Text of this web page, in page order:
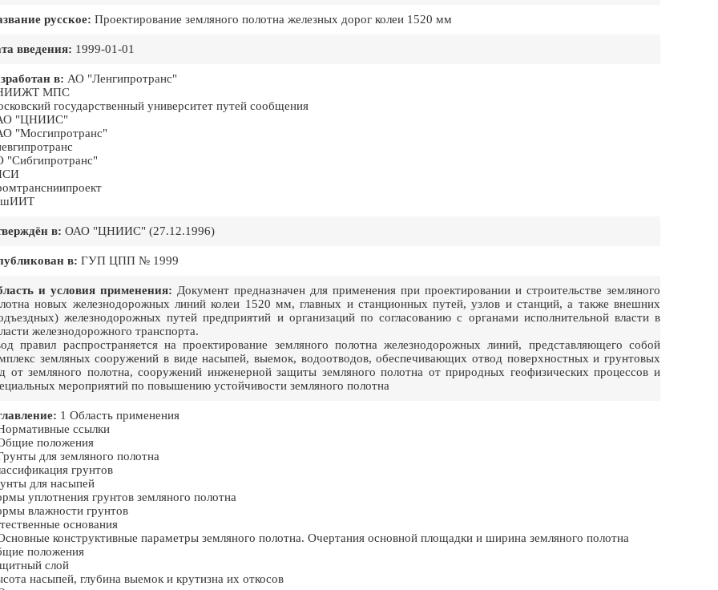
русское: Проектирование земляного полотна железных дорог колеи 1520 мм
введения: 1999-01-01
в: АО "Ленгипротранс"
МПС
государственный университет путей сообщения
"ЦНИИС"
"Мосгипротранс"
"Сибгипротранс"
в: ОАО "ЦНИИС" (27.12.1996)
в: ГУП ЦПП № 1999
и условия применения: Документ предназначен для применения при проектировании и строительстве земляного
новых железнодорожных линий колеи 1520 мм, главных и станционных путей, узлов и станций, а также внешних
железнодорожных путей предприятий и организаций по согласованию с органами исполнительной власти в
железнодорожного транспорта.
правил распространяется на проектирование земляного полотна железнодорожных линий, представляющего собой
земляных сооружений в виде насыпей, выемок, водоотводов, обеспечивающих отвод поверхностных и грунтовых
от земляного полотна, сооружений инженерной защиты земляного полотна от природных геофизических процессов и
мероприятий по повышению устойчивости земляного полотна
1 Область применения
ссылки
положения
для земляного полотна
грунтов
для насыпей
уплотнения грунтов земляного полотна
влажности грунтов
основания
конструктивные параметры земляного полотна. Очертания основной площадки и ширина земляного полотна
положения
слой
насыпей, глубина выемок и крутизна их откосов